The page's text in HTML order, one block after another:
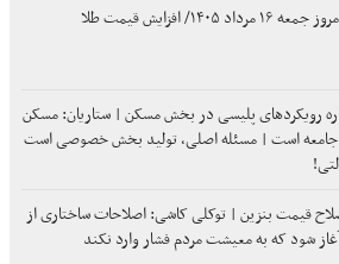
۱۴۰۵/ افزایش قیمت طلا
رویکردهای پلیسی در بخش مسکن | ستاریان: مسکن
جامعه است | مسئله اصلی، تولید بخش خصوصی است
قیمت بنزین | توکلی کاشی: اصلاحات ساختاری از
شود که به معیشت مردم فشار وارد نکند